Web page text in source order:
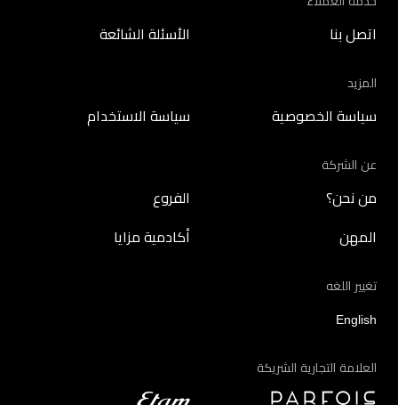
اتصل بنا الأسئلة الشائعة
المزيد
سياسة الخصوصية سياسة الاستخدام
عن الشركة
من نحن؟ الفروع
المهن أكادمية مزايا
تغيير اللغه
English
العلامة التجارية الشريكة